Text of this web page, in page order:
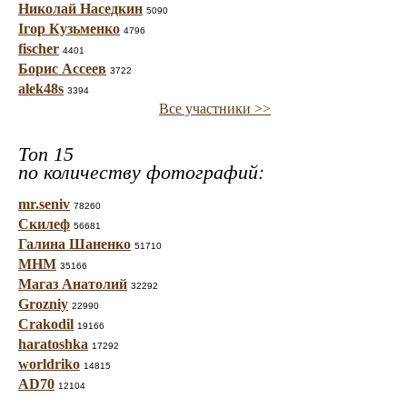
Николай Наседкин 5090
Ігор Кузьменко 4796
fischer 4401
Борис Ассеев 3722
alek48s 3394
Все участники >>
Топ 15
по количеству фотографий:
mr.seniv 78260
Скилеф 56681
Галина Шаненко 51710
МНМ 35166
Магаз Анатолий 32292
Grozniy 22990
Crakodil 19166
haratoshka 17292
worldriko 14815
AD70 12104